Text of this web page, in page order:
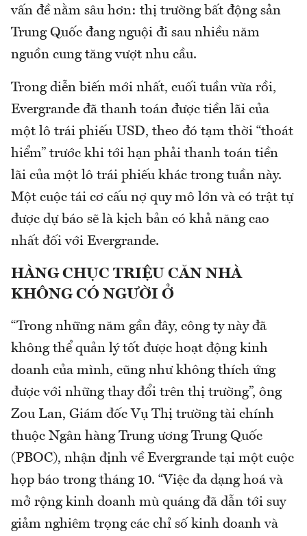
vấn đề nằm sâu hơn: thị trường bất động sản
Trung Quốc đang nguội đi sau nhiều năm
nguồn cung tăng vượt nhu cầu.
Trong diễn biến mới nhất, cuối tuần vừa rồi,
Evergrande đã thanh toán được tiền lãi của
một lô trái phiếu USD, theo đó tạm thời “thoát
hiểm” trước khi tới hạn phải thanh toán tiền
lãi của một lô trái phiếu khác trong tuần này.
Một cuộc tái cơ cấu nợ quy mô lớn và có trật tự
được dự báo sẽ là kịch bản có khả năng cao
nhất đối với Evergrande.
HÀNG CHỤC TRIỆU CĂN NHÀ
KHÔNG CÓ NGƯỜI Ở
“Trong những năm gần đây, công ty này đã
không thể quản lý tốt được hoạt động kinh
doanh của mình, cũng như không thích ứng
được với những thay đổi trên thị trường”, ông
Zou Lan, Giám đốc Vụ Thị trường tài chính
thuộc Ngân hàng Trung ương Trung Quốc
(PBOC), nhận định về Evergrande tại một cuộc
họp báo trong tháng 10. “Việc đa dạng hoá và
mở rộng kinh doanh mù quáng đã dẫn tới suy
giảm nghiêm trọng các chỉ số kinh doanh và